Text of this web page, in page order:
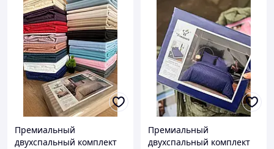
Премиальный
двухспальный комплект
Премиальный
двухспальный комплект